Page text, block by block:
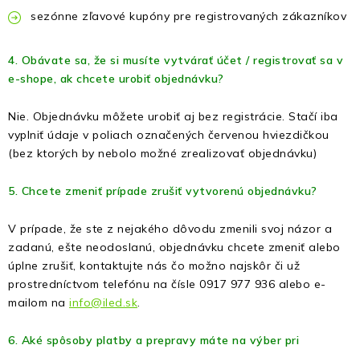
sezónne zľavové kupóny pre registrovaných zákazníkov
4. Obávate sa, že si musíte vytvárať účet / registrovať sa v
e-shope, ak chcete urobiť objednávku?
Nie. Objednávku môžete urobiť aj bez registrácie. Stačí iba
vyplniť údaje v poliach označených červenou hviezdičkou
(bez ktorých by nebolo možné zrealizovať objednávku)
5. Chcete zmeniť prípade zrušiť vytvorenú objednávku?
V prípade, že ste z nejakého dôvodu zmenili svoj názor a
zadanú, ešte neodoslanú, objednávku chcete zmeniť alebo
úplne zrušiť, kontaktujte nás čo možno najskôr či už
prostredníctvom telefónu na čísle 0917 977 936 alebo e-
mailom na info@iled.sk.
6. Aké spôsoby platby a prepravy máte na výber pri